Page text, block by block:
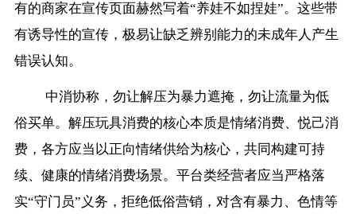
有的商家在宣传页面赫然写着“养娃不如捏娃”。这些带
有诱导性的宣传，极易让缺乏辨别能力的未成年人产生
错误认知。
中消协称，勿让解压为暴力遮掩，勿让流量为低
俗买单。解压玩具消费的核心本质是情绪消费、悦己消
费，各方应当以正向情绪供给为核心，共同构建可持
续、健康的情绪消费场景。平台类经营者应当严格落
实“守门员”义务，拒绝低俗营销，对含有暴力、色情等